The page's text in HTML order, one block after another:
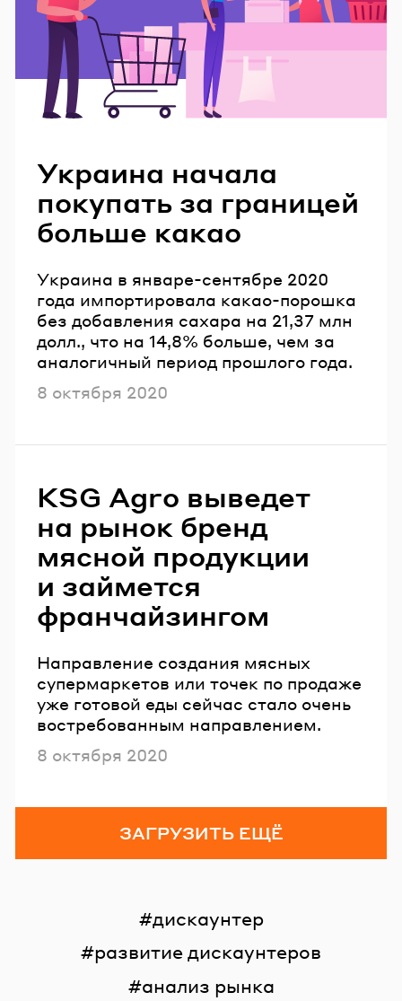
Украина начала
покупать за границей
больше какао
Украина в январе-сентябре 2020
года импортировала какао-порошка
без добавления сахара на 21,37 млн
долл., что на 14,8% больше, чем за
аналогичный период прошлого года.
Опубликовано
8 октября 2020
KSG Agro выведет
на рынок бренд
мясной продукции
и займется
франчайзингом
Направление создания мясных
супермаркетов или точек по продаже
уже готовой еды сейчас стало очень
востребованным направлением.
Опубликовано
8 октября 2020
ЗАГРУЗИТЬ ЕЩЁ
дискаунтер
развитие дискаунтеров
анализ рынка